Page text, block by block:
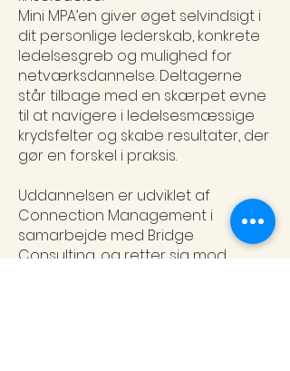
Mini MPA’en giver øget selvindsigt i
dit personlige lederskab, konkrete
ledelsesgreb og mulighed for
netværksdannelse. Deltagerne
står tilbage med en skærpet evne
til at navigere i ledelsesmæssige
krydsfelter og skabe resultater, der
gør en forskel i praksis.
Uddannelsen er udviklet af
Connection Management i
samarbejde med Bridge
Consulting, og retter sig mod